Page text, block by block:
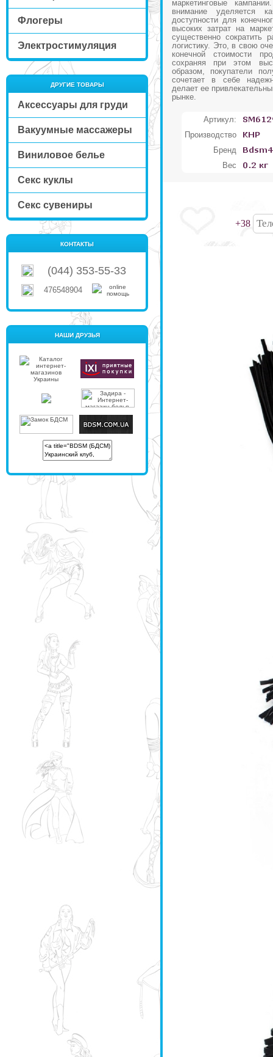
Флогеры
Электростимуляция
ДРУГИЕ ТОВАРЫ
Аксессуары для груди
Вакуумные массажеры
Виниловое белье
Секс куклы
Секс сувениры
КОНТАКТЫ
(044) 353-55-33
476548904
НАШИ ДРУЗЬЯ
маркетинговые
внимание уделяется
доступности для
высоких затрат на
существенно сократить
логистику. Это, в свою
конечной стоимости
сохраняя при этом
образом, покупатели
сочетает в себе
делает ее
рынке.
Артикул:
Производство
Бренд
Вес